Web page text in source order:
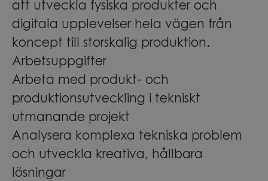
att utveckla fysiska produkter och
digitala upplevelser hela vägen från
koncept till storskalig produktion.
Arbetsuppgifter
Arbeta med produkt- och
produktionsutveckling i tekniskt
utmanande projekt
Analysera komplexa tekniska problem
och utveckla kreativa, hållbara
lösningar